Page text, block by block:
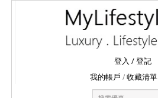
登入 /登記
我的帳戶
收藏清單